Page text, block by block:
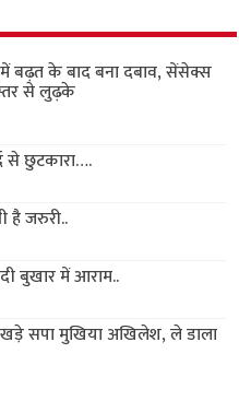
बढ़त के बाद बना दबाव, सेंसेक्स
से लुढ़के
से छुटकारा….
है जरुरी..
बुखार में आराम..
सपा मुखिया अखिलेश, ले डाला